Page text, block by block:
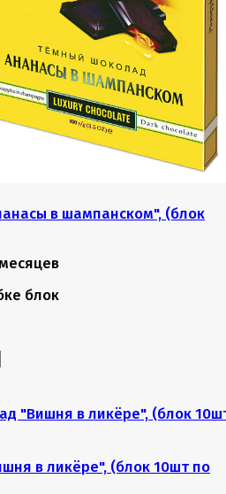
в шампанском", (блок
блок
в ликёре", (блок 10шт по